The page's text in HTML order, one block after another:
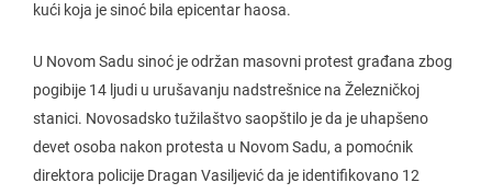
kući koja je sinoć bila epicentar haosa.
U Novom Sadu sinoć je održan masovni protest građana zbog
pogibije 14 ljudi u urušavanju nadstrešnice na Železničkoj
stanici. Novosadsko tužilaštvo saopštilo je da je uhapšeno
devet osoba nakon protesta u Novom Sadu, a pomoćnik
direktora policije Dragan Vasiljević da je identifikovano 12